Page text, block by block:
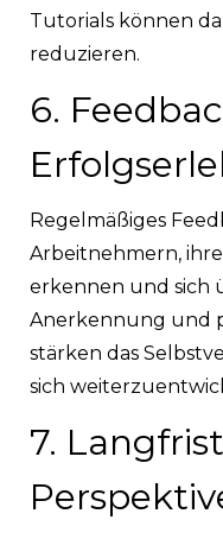
Tutorials können
reduzieren.
6.
Regelmäßiges
Arbeitnehmern,
erkennen und sich
Anerkennung und
stärken das
sich
7.